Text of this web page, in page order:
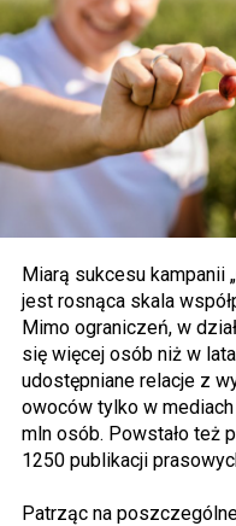
Miarą sukcesu kampanii
jest rosnąca skala
Mimo ograniczeń, w
się więcej osób niż w
udostępniane relacje z
owoców tylko w
mln osób. Powstało też
1250 publikacji
Patrząc na